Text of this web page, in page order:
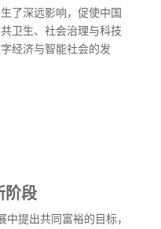
了深远影响，促使中国
卫生、社会治理与科技
经济与智能社会的发
阶段
提出共同富裕的目标，